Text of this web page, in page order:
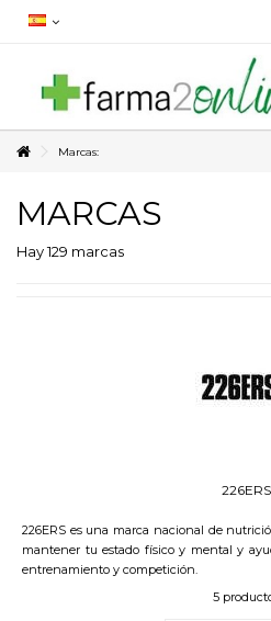
Marcas:
MARCAS
Hay 129 marcas
226ERS
226ERS es una marca nacional de
mantener tu estado físico y mental y
entrenamiento y competición.
5